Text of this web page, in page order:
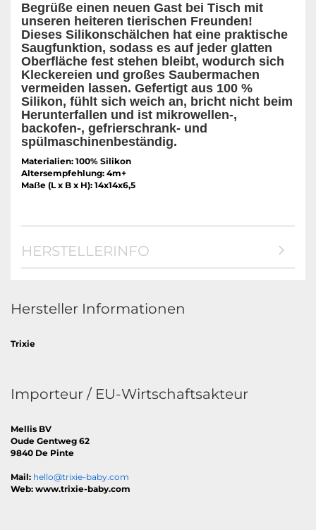
Begrüße einen neuen Gast bei Tisch mit
unseren heiteren tierischen Freunden!
Dieses Silikonschälchen hat eine praktische
Saugfunktion, sodass es auf jeder glatten
Oberfläche fest stehen bleibt, wodurch sich
Kleckereien und großes Saubermachen
vermeiden lassen. Gefertigt aus 100 %
Silikon, fühlt sich weich an, bricht nicht beim
Herunterfallen und ist mikrowellen-,
backofen-, gefrierschrank- und
spülmaschinenbeständig.
Materialien: 100% Silikon
Altersempfehlung: 4m+
Maẞe (L x B x H): 14x14x6,5
HERSTELLERINFO
Hersteller Informationen
Trixie
Importeur / EU-Wirtschaftsakteur
Mellis BV
Oude Gentweg 62
9840 De Pinte
Mail: hello@trixie-baby.com
Web: www.trixie-baby.com